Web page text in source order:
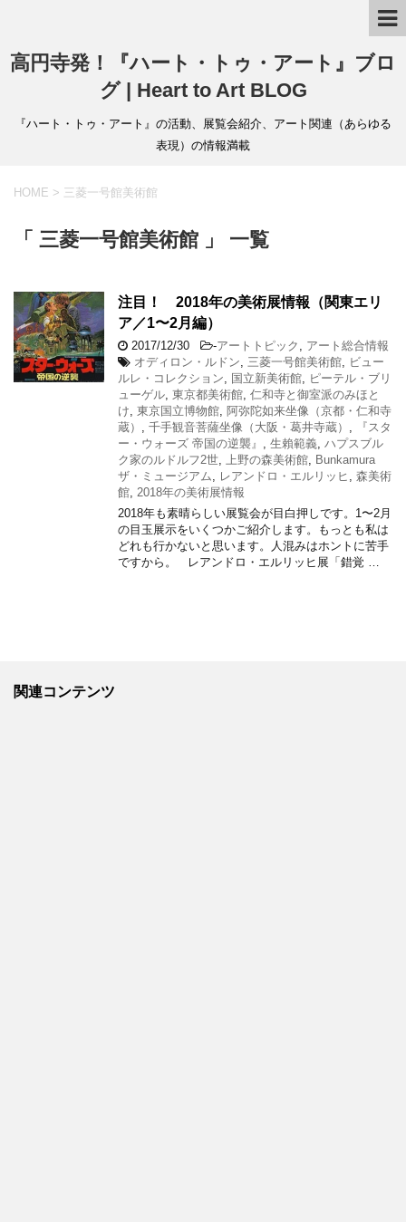
高円寺発！『ハート・トゥ・アート』ブロ
グ | Heart to Art BLOG
『ハート・トゥ・アート』の活動、展覧会紹介、アート関連（あらゆる
表現）の情報満載
HOME > 三菱一号館美術館
「 三菱一号館美術館 」 一覧
注目！ 2018年の美術展情報（関東エリ
ア／1〜2月編）
2017/12/30 -アートトピック
アート総合情報
オディロン・ルドン
三菱一号館美術館
ビュー
ルレ・コレクション
国立新美術館
ピーテル・ブリ
ューゲル 東京都美術館 仁和寺と御室派のみほと
け 東京国立博物館 阿弥陀如来坐像（京都・仁和寺
蔵）
千手観音菩薩坐像（大阪・葛井寺蔵）
『スタ
ー・ウォーズ 帝国の逆襲』
生賴範義 ハプスブル
ク家のルドルフ2世
上野の森美術館 Bunkamura
ザ・ミュージアム
レアンドロ・エルリッヒ
森美術
館 2018年の美術展情報
2018年も素晴らしい展覧会が目白押しです。1〜2月
の目玉展示をいくつかご紹介します。もっとも私は
どれも行かないと思います。人混みはホントに苦手
ですから。 レアンドロ・エルリッヒ展「錯覚 …
関連コンテンツ